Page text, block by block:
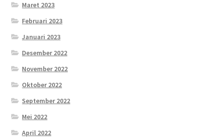
Maret 2023
Februari 2023
Januari 2023
Desember 2022
November 2022
Oktober 2022
September 2022
Mei 2022
April 2022